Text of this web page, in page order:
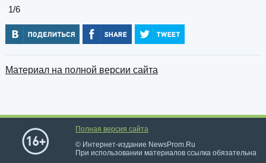
1/6
Материал на полной версии сайта
Полная версия сайта
© Интернет-издание NewsProm.Ru
При использовании материалов ссылка обязательна